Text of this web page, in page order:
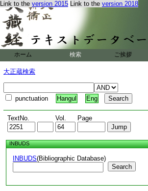
Link to the version 2015 Link to the version 2018
ホーム 検索 ご挨拶
大正蔵検索
punctuation Hangul Eng
TextNo. Vol. Page
INBUDS
INBUDS(Bibliographic Database)
Search